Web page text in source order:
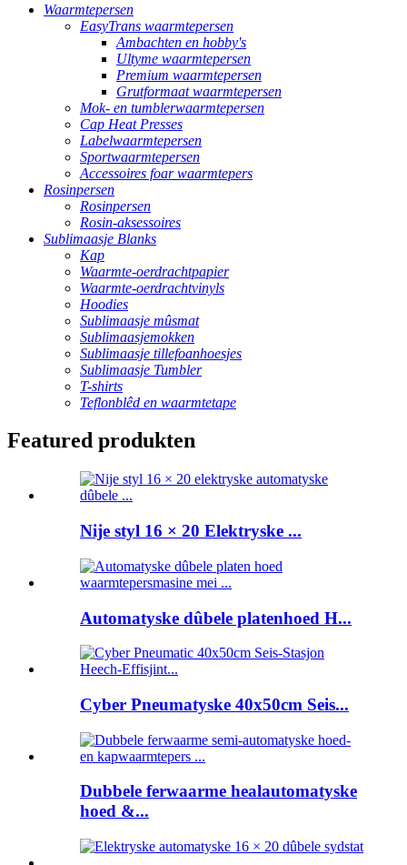
Waarmtepersen
EasyTrans waarmtepersen
Ambachten en hobby's
Ultyme waarmtepersen
Premium waarmtepersen
Grutformaat waarmtepersen
Mok- en tumblerwaarmtepersen
Cap Heat Presses
Labelwaarmtepersen
Sportwaarmtepersen
Accessoires foar waarmtepers
Rosinpersen
Rosinpersen
Rosin-aksessoires
Sublimaasje Blanks
Kap
Waarmte-oerdrachtpapier
Waarmte-oerdrachtvinyls
Hoodies
Sublimaasje mûsmat
Sublimaasjemokken
Sublimaasje tillefoanhoesjes
Sublimaasje Tumbler
T-shirts
Teflonblêd en waarmtetape
Featured produkten
Nije styl 16 × 20 Elektryske ...
Automatyske dûbele platenhoed H...
Cyber ​​Pneumatyske 40x50cm Seis...
Dubbele ferwaarme healautomatyske
hoed &...